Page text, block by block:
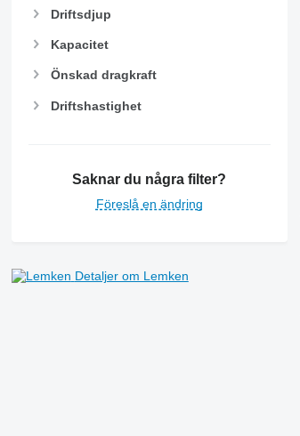
Driftsdjup
Kapacitet
Önskad dragkraft
Driftshastighet
Saknar du några filter?
Föreslå en ändring
Detaljer om Lemken